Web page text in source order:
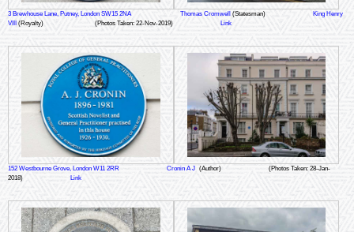
3 Brewhouse Lane, Putney, London SW15 2NA Thomas Cromwell (Statesman)
King Henry
VIII (Royalty) (Photos Taken: 22-Nov-2019) Link
152 Westbourne Grove, London W11 2RR Cronin A J (Author)
(Photos Taken: 28-Jan-
2018)
Link